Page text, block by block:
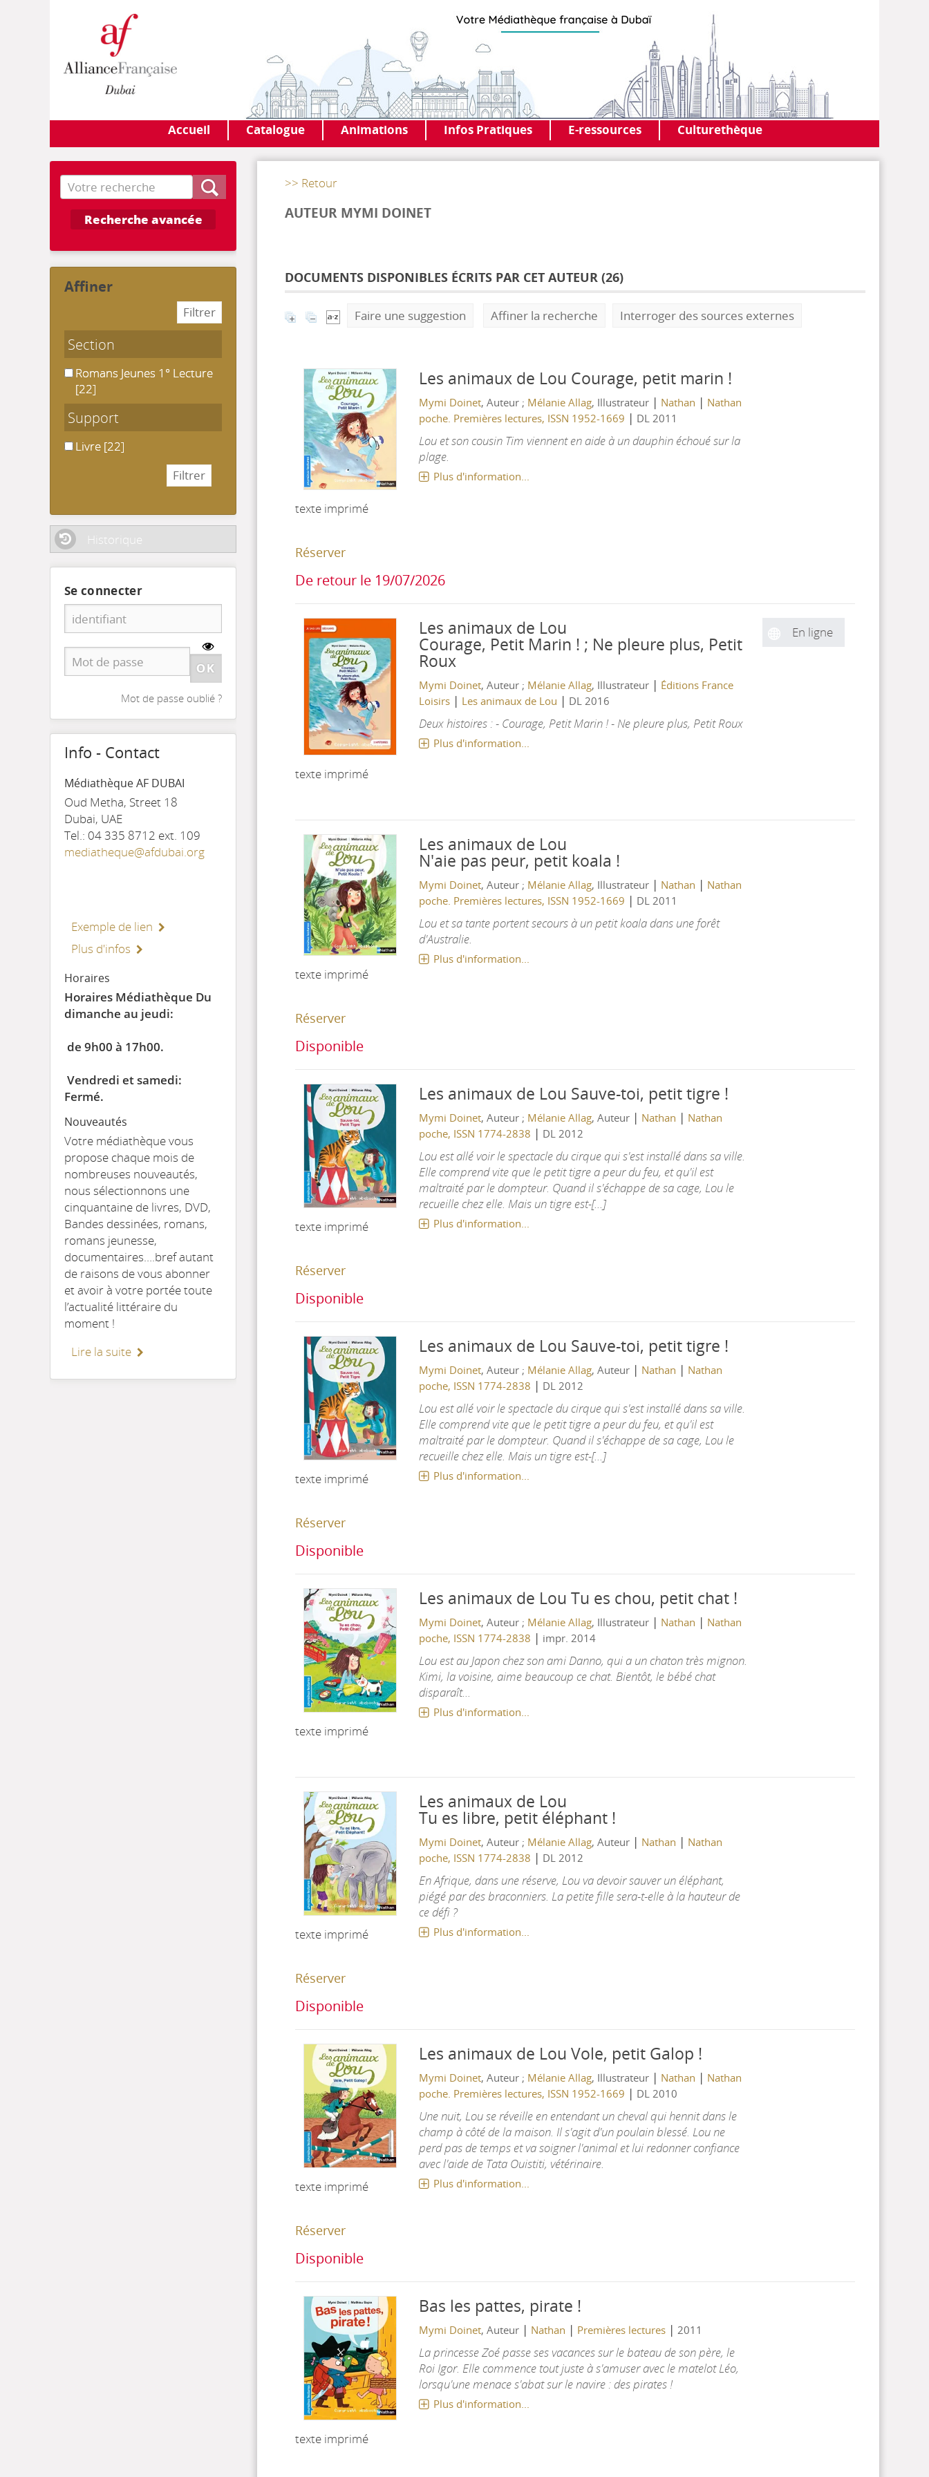
AF DUBAI
MEDIATHÈQUE
Accueil Catalogue Animations Infos Pratiques E-ressources Culturethèque
>> Retour
AUTEUR MYMI DOINET
DOCUMENTS DISPONIBLES ÉCRITS PAR CET AUTEUR (26)
Faire une suggestion Affiner la recherche Interroger des sources externes
texte imprimé
Les animaux de Lou Courage, petit marin !
Mymi Doinet, Auteur ; Mélanie Allag, Illustrateur | Nathan | Nathan
poche. Premières lectures, ISSN 1952-1669 | DL 2011
Lou et son cousin Tim viennent en aide à un dauphin échoué sur la
plage.
Plus d'information...
Réserver
De retour le 19/07/2026
texte imprimé
Les animaux de Lou
Courage, Petit Marin ! ; Ne pleure plus, Petit
Roux
Mymi Doinet, Auteur ; Mélanie Allag, Illustrateur | Éditions France
Loisirs| Les animaux de Lou | DL 2016
Deux histoires : - Courage, Petit Marin ! - Ne pleure plus, Petit Roux
Plus d'information...
En ligne
texte imprimé
Les animaux de Lou
N'aie pas peur, petit koala !
Mymi Doinet, Auteur ; Mélanie Allag, Illustrateur | Nathan | Nathan
poche. Premières lectures, ISSN 1952-1669 | DL 2011
Lou et sa tante portent secours à un petit koala dans une forêt
d'Australie.
Plus d'information...
Réserver
Disponible
texte imprimé
Les animaux de Lou Sauve-toi, petit tigre !
Mymi Doinet, Auteur ; Mélanie Allag, Auteur | Nathan | Nathan
poche, ISSN 1774-2838 | DL 2012
Lou est allé voir le spectacle du cirque qui s'est installé dans sa ville.
Elle comprend vite que le petit tigre a peur du feu, et qu'il est
maltraité par le dompteur. Quand il s'échappe de sa cage, Lou le
recueille chez elle. Mais un tigre est-[...]
Plus d'information...
Réserver
Disponible
texte imprimé
Les animaux de Lou Sauve-toi, petit tigre !
Mymi Doinet, Auteur ; Mélanie Allag, Auteur | Nathan | Nathan
poche, ISSN 1774-2838 | DL 2012
Lou est allé voir le spectacle du cirque qui s'est installé dans sa ville.
Elle comprend vite que le petit tigre a peur du feu, et qu'il est
maltraité par le dompteur. Quand il s'échappe de sa cage, Lou le
recueille chez elle. Mais un tigre est-[...]
Plus d'information...
Réserver
Disponible
texte imprimé
Les animaux de Lou Tu es chou, petit chat !
Mymi Doinet, Auteur ; Mélanie Allag, Illustrateur | Nathan | Nathan
poche, ISSN 1774-2838 | impr. 2014
Lou est au Japon chez son ami Danno, qui a un chaton très mignon.
Kimi, la voisine, aime beaucoup ce chat. Bientôt, le bébé chat
disparaît...
Plus d'information...
texte imprimé
Les animaux de Lou
Tu es libre, petit éléphant !
Mymi Doinet, Auteur ; Mélanie Allag, Auteur | Nathan | Nathan
poche, ISSN 1774-2838 | DL 2012
En Afrique, dans une réserve, Lou va devoir sauver un éléphant,
piégé par des braconniers. La petite fille sera-t-elle à la hauteur de
ce défi ?
Plus d'information...
Réserver
Disponible
texte imprimé
Les animaux de Lou Vole, petit Galop !
Mymi Doinet, Auteur ; Mélanie Allag, Illustrateur | Nathan | Nathan
poche. Premières lectures, ISSN 1952-1669 | DL 2010
Une nuit, Lou se réveille en entendant un cheval qui hennit dans le
champ à côté de la maison. Il s'agit d'un poulain blessé. Lou ne
perd pas de temps et va soigner l'animal et lui redonner confiance
avec l'aide de Tata Ouistiti, vétérinaire.
Plus d'information...
Réserver
Disponible
texte imprimé
Bas les pattes, pirate !
Mymi Doinet, Auteur | Nathan | Premières lectures| 2011
La princesse Zoé passe ses vacances sur le bateau de son père, le
Roi Igor. Elle commence tout juste à s'amuser avec le matelot Léo,
lorsqu'une menace s'abat sur le navire : des pirates !
Plus d'information...
Recherche
Recherche avancée
affiner
Section
Romans Jeunes 1° Lecture
Romans Jeunes 1° Lecture
[22]
Support
LivreLivre [22]
Historique
Se connecter
Mot de passe oublié ?
Info - Contact
Médiathèque AF DUBAI
Oud Metha, Street 18
Dubai, UAE
Tel.: 04 335 8712 ext. 109
mediatheque@afdubai.org
Exemple de lien
Plus d'infos
Horaires
Horaires Médiathèque Du
dimanche au jeudi:
de 9h00 à 17h00.
Vendredi et samedi:
Fermé.
Nouveautés
Votre médiathèque vous
propose chaque mois de
nombreuses nouveautés,
nous sélectionnons une
cinquantaine de livres, DVD,
Bandes dessinées, romans,
romans jeunesse,
documentaires….bref autant
de raisons de vous abonner
et avoir à votre portée toute
l’actualité littéraire du
moment !
Lire la suite